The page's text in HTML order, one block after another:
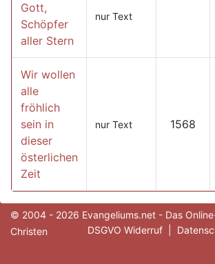
Gott,
Schöpfer
aller Stern
nur Text
Wir wollen
alle
fröhlich
sein in
dieser
österlichen
Zeit
nur Text 1568
© 2004 - 2026 Evangeliums.net - Das
Christen
DSGVO Widerruf